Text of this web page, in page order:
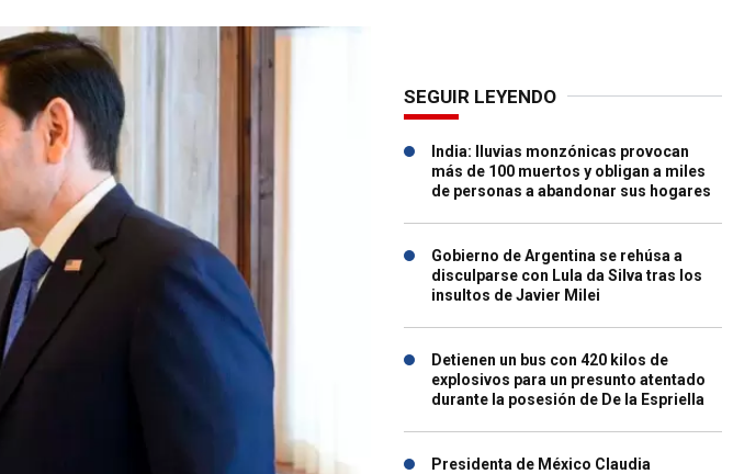
SEGUIR LEYENDO
India: lluvias monzónicas provocan
más de 100 muertos y obligan a miles
de personas a abandonar sus hogares
Gobierno de Argentina se rehúsa a
disculparse con Lula da Silva tras los
insultos de Javier Milei
Detienen un bus con 420 kilos de
explosivos para un presunto atentado
durante la posesión de De la Espriella
Presidenta de México Claudia